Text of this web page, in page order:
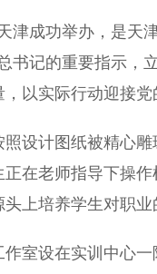
成功举办，是天
书记的重要指示，
以实际行动迎接
设计图纸被精心
在老师指导下操
上培养学生对职业
设在实训中心一